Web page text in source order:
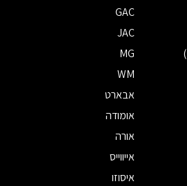
GAC
JAC
MG
WM
אבארט
אומודה
אורה
אייווייס
איסוזו